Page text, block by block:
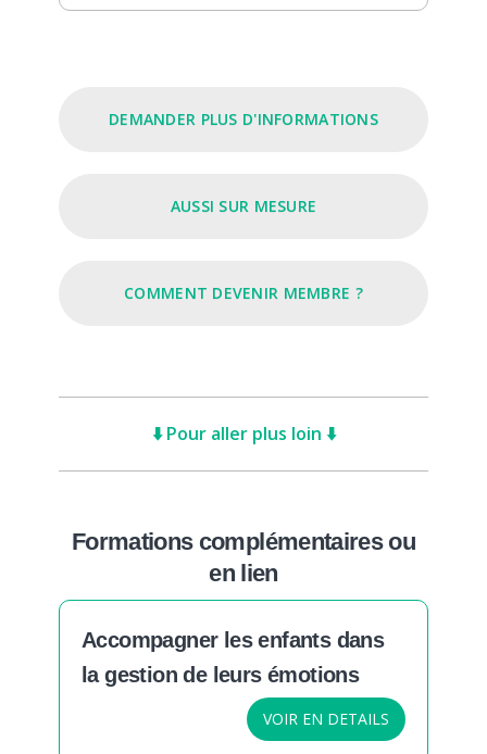
DEMANDER PLUS D'INFORMATIONS
AUSSI SUR MESURE
COMMENT DEVENIR MEMBRE ?
⬇️ Pour aller plus loin ⬇️
Formations complémentaires ou
en lien
Accompagner les enfants dans
la gestion de leurs émotions
VOIR EN DETAILS